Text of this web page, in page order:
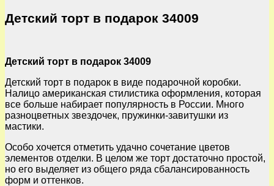
Детский торт в подарок 34009
Детский торт в подарок 34009
Детский торт в подарок в виде подарочной коробки.
Налицо американская стилистика оформления, которая
все больше набирает популярность в России. Много
разноцветных звездочек, пружинки-завитушки из
мастики.
Особо хочется отметить удачно сочетание цветов
элементов отделки. В целом же торт достаточно простой,
но его выделяет из общего ряда сбалансированность
форм и оттенков.